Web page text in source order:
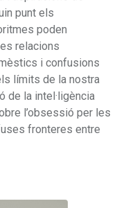
punt els
poden
relacions
i confusions
límits de la nostra
de la intel·ligència
l’obsessió per les
fronteres entre